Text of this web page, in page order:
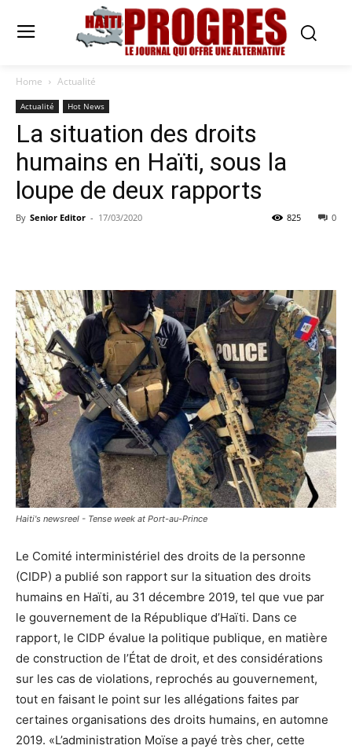
Home Actualité
Actualité Hot News
La situation des droits
humains en Haïti, sous la
loupe de deux rapports
By Senior Editor - 17/03/2020 0
825
Haiti's newsreel - Tense week at Port-au-Prince
Le Comité interministériel des droits de la personne
(CIDP) a publié son rapport sur la situation des droits
humains en Haïti, au 31 décembre 2019, tel que vue par
le gouvernement de la République d’Haïti. Dans ce
rapport, le CIDP évalue la politique publique, en matière
de construction de l’État de droit, et des considérations
sur les cas de violations, reprochés au gouvernement,
tout en faisant le point sur les allégations faites par
certaines organisations des droits humains, en automne
2019. «L’administration Moïse a payé très cher, cette